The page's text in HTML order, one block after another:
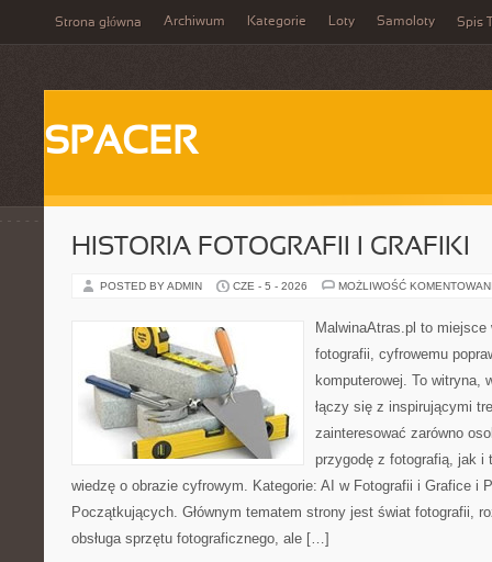
Strona główna Archiwum Kategorie Loty Samoloty Spis
SPACER
HISTORIA FOTOGRAFII I GRAFIKI
POSTED BY ADMIN CZE - 5 - 2026 MOŻLIWOŚĆ
MalwinaAtras.pl to
fotografii, cyfrowemu
komputerowej. To witryna,
łączy się z inspirującymi
zainteresować zarówno
przygodę z fotografią, jak
wiedzę o obrazie cyfrowym. Kategorie: AI w Fotografii i Grafice i
Początkujących. Głównym tematem strony jest świat fotografii,
obsługa sprzętu fotograficznego, ale […]